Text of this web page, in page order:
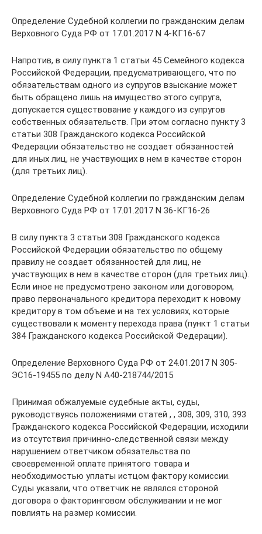
Определение Судебной коллегии по гражданским делам
Верховного Суда РФ от 17.01.2017 N 4-КГ16-67
Напротив, в силу пункта 1 статьи 45 Семейного кодекса
Российской Федерации, предусматривающего, что по
обязательствам одного из супругов взыскание может
быть обращено лишь на имущество этого супруга,
допускается существование у каждого из супругов
собственных обязательств. При этом согласно пункту 3
статьи 308 Гражданского кодекса Российской
Федерации обязательство не создает обязанностей
для иных лиц, не участвующих в нем в качестве сторон
(для третьих лиц).
Определение Судебной коллегии по гражданским делам
Верховного Суда РФ от 17.01.2017 N 36-КГ16-26
В силу пункта 3 статьи 308 Гражданского кодекса
Российской Федерации обязательство по общему
правилу не создает обязанностей для лиц, не
участвующих в нем в качестве сторон (для третьих лиц).
Если иное не предусмотрено законом или договором,
право первоначального кредитора переходит к новому
кредитору в том объеме и на тех условиях, которые
существовали к моменту перехода права (пункт 1 статьи
384 Гражданского кодекса Российской Федерации).
Определение Верховного Суда РФ от 24.01.2017 N 305-
ЭС16-19455 по делу N А40-218744/2015
Принимая обжалуемые судебные акты, суды,
руководствуясь положениями статей , , 308, 309, 310, 393
Гражданского кодекса Российской Федерации, исходили
из отсутствия причинно-следственной связи между
нарушением ответчиком обязательства по
своевременной оплате принятого товара и
необходимостью уплаты истцом фактору комиссии.
Суды указали, что ответчик не являлся стороной
договора о факторинговом обслуживании и не мог
повлиять на размер комиссии.